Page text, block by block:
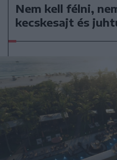
Nem kell félni,
kecskesajt és